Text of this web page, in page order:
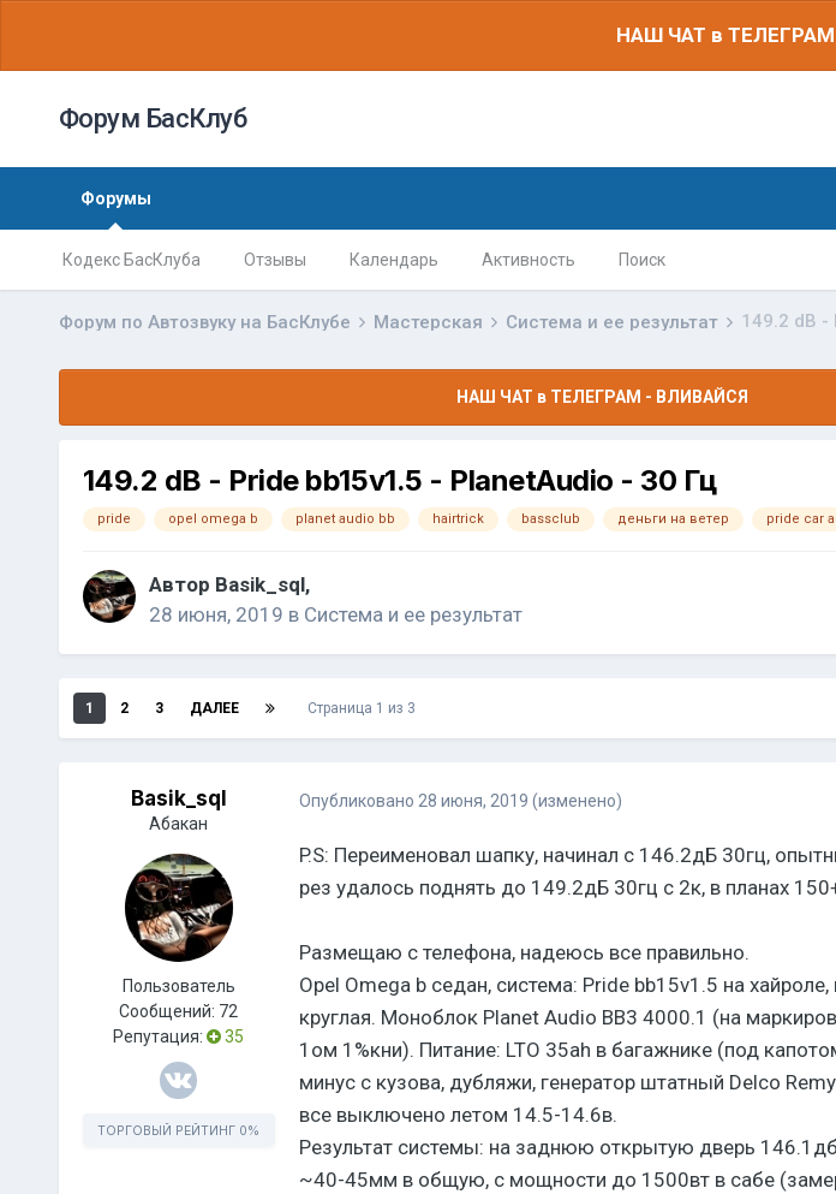
НАШ ЧАТ в
Форум БасКлуб
Форумы
Кодекс БасКлуба Отзывы Календарь Активность Поиск
Форум по Автозвуку на БасКлубе Мастерская Система и ее результат 149.2 dB -
НАШ ЧАТ в ТЕЛЕГРАМ - ВЛИВАЙСЯ
149.2 dB - Pride bb15v1.5 - PlanetAudio - 30 Гц
pride opel omega b planet audio bb hairtrick bassclub деньги на ветер pride car
Автор Basik_sql,
28 июня, 2019 в Система и ее результат
1 2 3 ДАЛЕЕ Страница 1 из 3
Basik_sql
Абакан
Пользователь
Сообщений: 72
Репутация:
35
ТОРГОВЫЙ РЕЙТИНГ 0%
Опубликовано 28 июня, 2019 (изменено)
P.S: Переименовал шапку, начинал с 146.2дБ 30гц,
рез удалось поднять до 149.2дБ 30гц с 2к, в планах
Размещаю с телефона, надеюсь все правильно.
Opel Omega b седан, система: Pride bb15v1.5 на
круглая. Моноблок Planet Audio BB3 4000.1 (на
1ом 1%кни). Питание: LTO 35ah в багажнике (под
минус с кузова, дубляжи, генер ато р штатный Delco
все выключено летом 14.5-14.6в.
Результат системы: на задню ю открытую дверь
~40-45мм в общую, с мощности до 1500вт в сабе